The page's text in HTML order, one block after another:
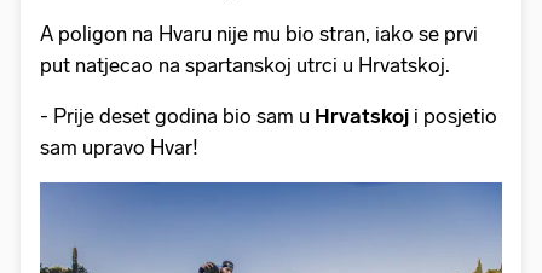
A poligon na Hvaru nije mu bio stran, iako se prvi
put natjecao na spartanskoj utrci u Hrvatskoj.
- Prije deset godina bio sam u Hrvatskoj i posjetio
sam upravo Hvar!